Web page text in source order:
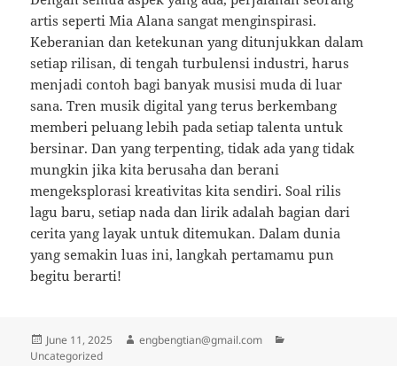
artis seperti Mia Alana sangat menginspirasi.
Keberanian dan ketekunan yang ditunjukkan dalam
setiap rilisan, di tengah turbulensi industri, harus
menjadi contoh bagi banyak musisi muda di luar
sana. Tren musik digital yang terus berkembang
memberi peluang lebih pada setiap talenta untuk
bersinar. Dan yang terpenting, tidak ada yang tidak
mungkin jika kita berusaha dan berani
mengeksplorasi kreativitas kita sendiri. Soal rilis
lagu baru, setiap nada dan lirik adalah bagian dari
cerita yang layak untuk ditemukan. Dalam dunia
yang semakin luas ini, langkah pertamamu pun
begitu berarti!
Posted
on
June 11, 2025 Author
engbengtian@gmail.com
Uncategorized